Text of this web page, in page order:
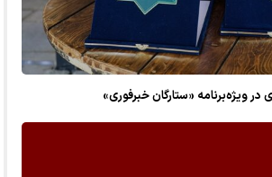
ویژه‌برنامه «ستارگان خبرفوری»